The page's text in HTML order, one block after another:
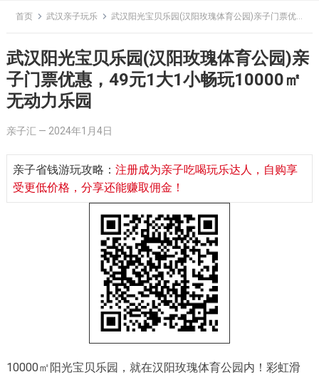
首页 武汉亲子玩乐 武汉阳光宝贝乐园(汉阳玫瑰体育公园)亲子门票优惠，49元1大1小畅玩10000㎡无动力乐园
武汉阳光宝贝乐园(汉阳玫瑰体育公园)亲
子门票优惠，49元1大1小畅玩10000㎡
无动力乐园
亲子汇 — 2024年1月4日
亲子省钱游玩攻略： 注册成为亲子吃喝玩乐达人，自购享
受更低价格，分享还能赚取佣金！
10000㎡阳光宝贝乐园，就在汉阳玫瑰体育公园内！彩虹滑